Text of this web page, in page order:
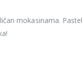
mokasinama.